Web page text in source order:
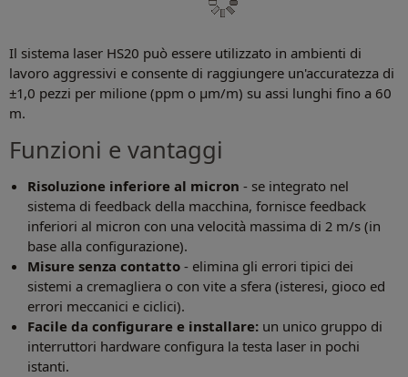
Il sistema laser HS20 può essere utilizzato in ambienti di
lavoro aggressivi e consente di raggiungere un'accuratezza di
±1,0 pezzi per milione (ppm o μm/m) su assi lunghi fino a 60
m.
Funzioni e vantaggi
Risoluzione inferiore al micron - se integrato nel
sistema di feedback della macchina, fornisce feedback
inferiori al micron con una velocità massima di 2 m/s (in
base alla configurazione).
Misure senza contatto - elimina gli errori tipici dei
sistemi a cremagliera o con vite a sfera (isteresi, gioco ed
errori meccanici e ciclici).
Facile da configurare e installare: un unico gruppo di
interruttori hardware configura la testa laser in pochi
istanti.